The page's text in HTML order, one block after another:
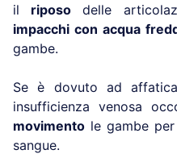
il riposo delle
impacchi con acqua
gambe.
Se è dovuto ad
insufficienza venosa
movimento le gambe
sangue.